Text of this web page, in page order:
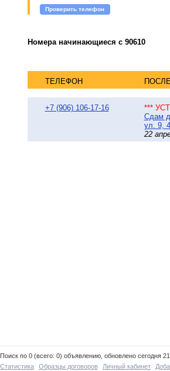
Проверить телефон
Номера начинающиеся с 90610
ТЕЛЕФОН
+7 (906) 106-17-16
***
Сдам
ул. 9,
22
Поиск по 0 (всего: 0) объявлению, обновлено сегодня
Статистика
Образцы договоров Личный кабинет